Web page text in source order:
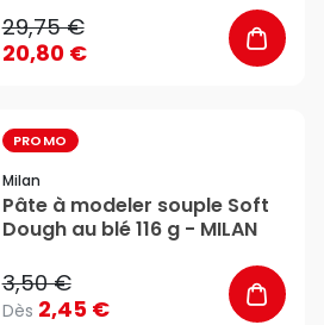
29,75 €
20,80 €
PROMO
Milan
Pâte à modeler souple Soft
Dough au blé 116 g - MILAN
3,50 €
Dès 2,45 €